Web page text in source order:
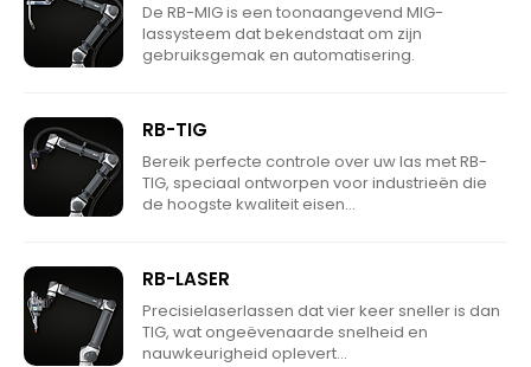
De RB-MIG is een toonaangevend MIG-
lassysteem dat bekendstaat om zijn
gebruiksgemak en automatisering.
RB-TIG
Bereik perfecte controle over uw las met RB-
TIG, speciaal ontworpen voor industrieën die
de hoogste kwaliteit eisen...
RB-LASER
Precisielaserlassen dat vier keer sneller is dan
TIG, wat ongeëvenaarde snelheid en
nauwkeurigheid oplevert...